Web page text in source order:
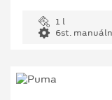
1 l
6st.